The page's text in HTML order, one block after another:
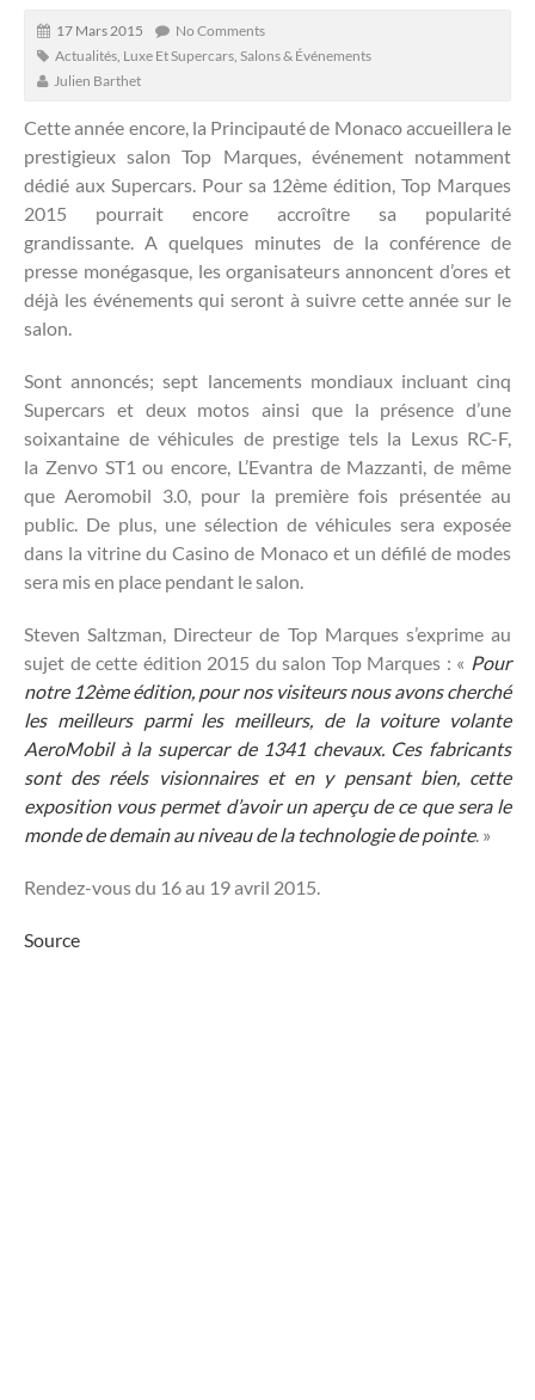
17 Mars 2015
No Comments
Actualités, Luxe Et Supercars, Salons & Événements
Julien Barthet
Cette année encore, la Principauté de Monaco accueillera le
prestigieux salon Top Marques, événement notamment
dédié aux Supercars. Pour sa 12ème édition, Top Marques
2015 pourrait encore accroître sa popularité
grandissante. A quelques minutes de la conférence de
presse monégasque, les organisateurs annoncent d’ores et
déjà les événements qui seront à suivre cette année sur le
salon.
Sont annoncés; sept lancements mondiaux incluant cinq
Supercars et deux motos ainsi que la présence d’une
soixantaine de véhicules de prestige tels la Lexus RC-F,
la Zenvo ST1 ou encore, L’Evantra de Mazzanti, de même
que Aeromobil 3.0, pour la première fois présentée au
public. De plus, une sélection de véhicules sera exposée
dans la vitrine du Casino de Monaco et un défilé de modes
sera mis en place pendant le salon.
Steven Saltzman, Directeur de Top Marques s’exprime au
sujet de cette édition 2015 du salon Top Marques : « Pour
notre 12ème édition, pour nos visiteurs nous avons cherché
les meilleurs parmi les meilleurs, de la voiture volante
AeroMobil à la supercar de 1341 chevaux. Ces fabricants
sont des réels visionnaires et en y pensant bien, cette
exposition vous permet d’avoir un aperçu de ce que sera le
monde de demain au niveau de la technologie de pointe. »
Rendez-vous du 16 au 19 avril 2015.
Source